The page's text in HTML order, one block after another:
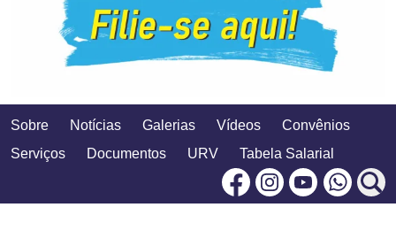
Sobre Notícias Galerias Vídeos
Convênios
Serviços
Documentos URV
Tabela Salarial
FacebookInstagram